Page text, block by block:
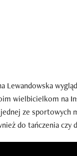
Lewandowska
wielbicielkom na
ze sportowych
do tańczenia czy